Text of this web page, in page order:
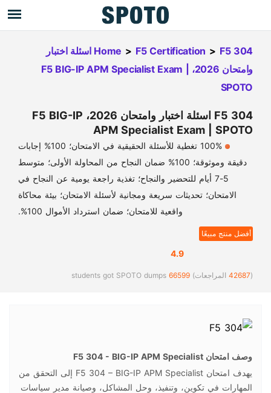
Home > F5 Certification >
F5 304 اسئلة اختبار
وامتحان 2026، F5 BIG-IP APM Specialist Exam |
SPOTO
F5 304 اسئلة اختبار وامتحان 2026، F5 BIG-IP
APM Specialist Exam | SPOTO
100% تغطية للأسئلة الحقيقية في الامتحان؛ 100% إجابات
دقيقة وموثوقة؛ 100% ضمان النجاح من المحاولة الأولى؛ متوسط
5-7 أيام للتحضير والنجاح؛ تغذية راجعة يومية عن النجاح في
الامتحان؛ تحديثات سريعة ومجانية لأسئلة الامتحان؛ بيئة محاكاة
واقعية للامتحان؛ ضمان استرداد الأموال 100%.
أفضل منتج مبيعًا
4.9
(
42687 المراجعات)
وصف امتحان F5 304 - BIG-IP APM Specialist
يهدف امتحان F5 304 – BIG-IP APM Specialist إلى التحقق من
المهارات في تكوين، وتنفيذ، وحل المشاكل، وصيانة مدير سياسات